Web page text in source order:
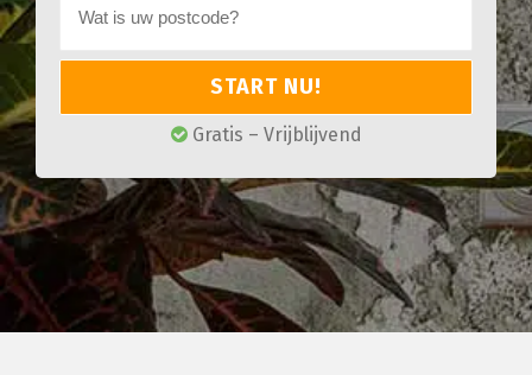
START NU!
Gratis – Vrijblijvend